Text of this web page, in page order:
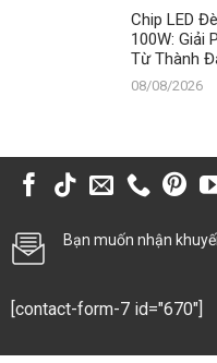
Chip LED
100W: Giải
Từ Thành
08/08/2026
Bạn muốn nhận
[contact-form-7 id="670"]